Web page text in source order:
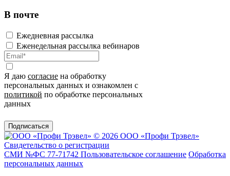
В почте
Ежедневная рассылка
Еженедельная рассылка вебинаров
Я даю согласие на обработку
персональных данных и ознакомлен с
политикой по обработке персональных
данных
Подписаться
© 2026 ООО «Профи Трэвeл»
Свидетельство о регистрации
СМИ №ФС 77-71742 Пользовательское соглашение Обработка
персональных данных